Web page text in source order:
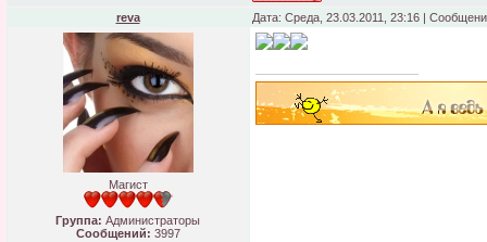
reva Дата: Среда, 23.03.2011, 23:16 |
Магист
Группа: Администраторы
Сообщений: 3997